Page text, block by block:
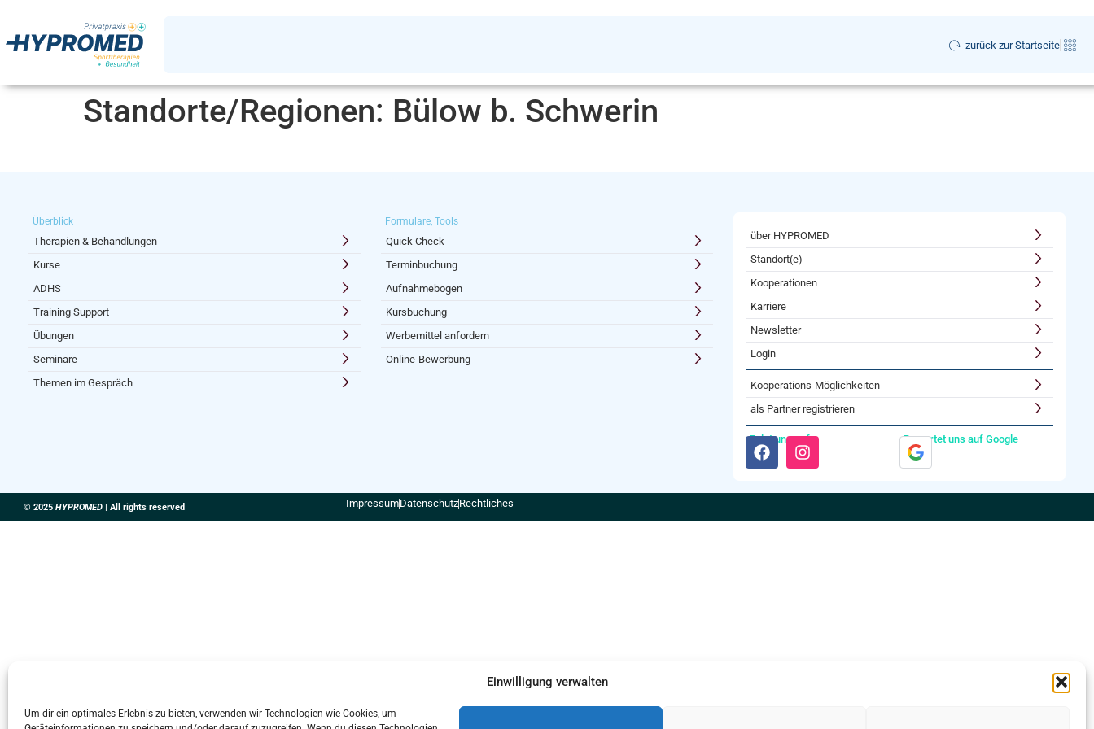
Einwilligung verwalten
Um dir ein optimales Erlebnis zu bieten, verwenden wir Technologien wie Cookies, um
zurück zur Startseite
Standorte/Regionen: Bülow b. Schwerin
Überblick
Therapien & Behandlungen
Kurse
ADHS
Training Support
Übungen
Seminare
Themen im Gespräch
Formulare, Tools
Quick Check
Terminbuchung
Aufnahmebogen
Kursbuchung
Werbemittel anfordern
Online-Bewerbung
über HYPROMED
Standort(e)
Kooperationen
Karriere
Newsletter
Login
Kooperations-Möglichkeiten
als Partner registrieren
Folgt uns auf: Bewertet uns auf Google
© 2025 HYPROMED | All rights reserved ImpressumDatenschutzRechtliches